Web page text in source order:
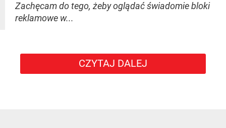
Zachęcam do tego, żeby oglądać świadomie bloki
reklamowe w...
CZYTAJ DALEJ